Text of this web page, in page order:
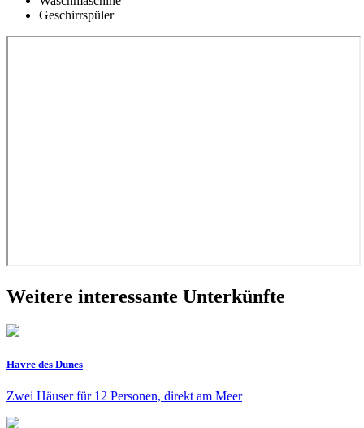
Geschirrspüler
Weitere interessante Unterkünfte
Havre des Dunes
Zwei Häuser für 12 Personen, direkt am Meer